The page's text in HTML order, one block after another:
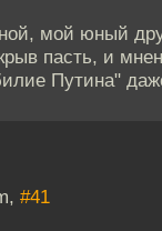
мой юный
пасть, и
Путина"
#41